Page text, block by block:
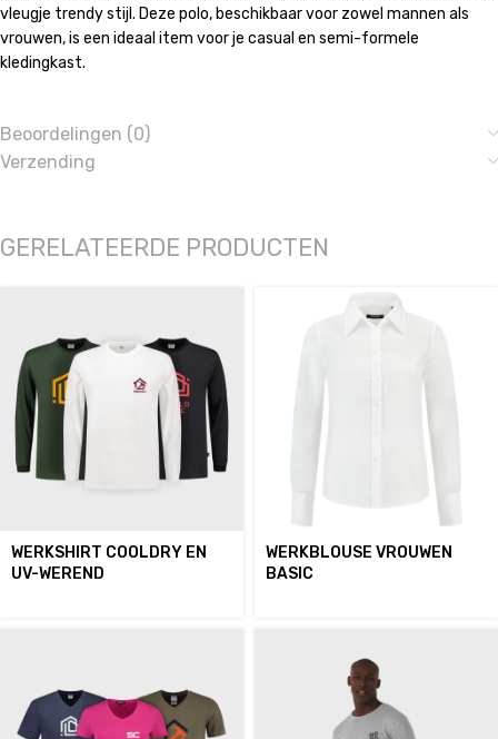
vleugje trendy stijl. Deze polo, beschikbaar voor zowel mannen als
vrouwen, is een ideaal item voor je casual en semi-formele
kledingkast.
Beoordelingen (0)
Verzending
GERELATEERDE PRODUCTEN
WERKSHIRT COOLDRY EN
UV-WEREND
WERKBLOUSE VROUWEN
BASIC